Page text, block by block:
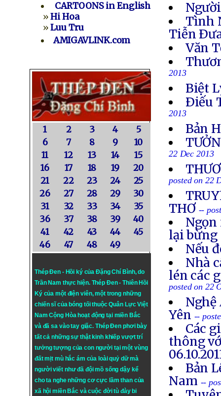
CARTOONS in English
»Hi Hoa
»Luu Tru
AMIGAVLINK.com
1 2 3 4
5
6
7 8 9
10
11
12 13 14
15
16
17 18 19
20
21
22 23 24
25
26
27 28 29
30
31
32 33 34
35
36
37 38 39
40
41
42 43 44
45
46
47 48 49
Thép Đen - Hồi ký của Đặng Chí Bình, do
Trần Nam thực hiện. Thép Đen- Thiên Hồi
Ký của một điện viên, một trong những
chiến sĩ của bóng tối thuộc Quân Lực Việt
Nam Cộng Hòa hoạt động tại miền Bắc
và đã sa vào tay giặc. Thép Đen phơi bày
tất cả những sự thật kinh khiếp vượt trí
tưởng tượng của con người tại một vùng
đất mịt mù hắc ám của loài quỷ dữ mà
người viết như đã đội mồ sống dậy kể
cho ta nghe những cơ cực lầm than của
xã hội miền Bắc và cuộc đời tù đày bi
Tình
Tiễn
Văn
2013
Biệt
Ðiếu
2013
Bản
22 Dec 2013
posted on 22
THƠ --
lại bừng
Nếu
Nhà
lén các
posted on 22
Nghệ
Yên --
Các
thông
Bản
Nam --